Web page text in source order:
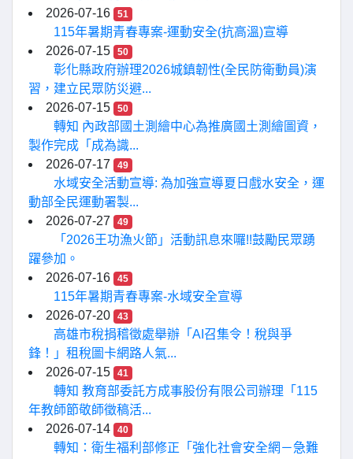
2026-07-16
51
115年暑期青春專案-運動安全(抗高溫)宣導
2026-07-15
50
彰化縣政府辦理2026城鎮韌性(全民防衛動員)演
習，建立民眾防災避...
2026-07-15
50
轉知 內政部國土測繪中心為推廣國土測繪圖資，
製作完成「成為識...
2026-07-17
49
水域安全活動宣導: 為加強宣導夏日戲水安全，運
動部全民運動署製...
2026-07-27
49
「2026王功漁火節」活動訊息來囉!!鼓勵民眾踴
躍參加。
2026-07-16
45
115年暑期青春專案-水域安全宣導
2026-07-20
43
高雄市稅捐稽徵處舉辦「AI召集令！稅與爭
鋒！」租稅圖卡網路人氣...
2026-07-15
41
轉知 教育部委託方成事股份有限公司辦理「115
年教師節敬師徵稿活...
2026-07-14
40
轉知：衛生福利部修正「強化社會安全網－急難